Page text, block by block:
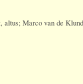
Marco van de